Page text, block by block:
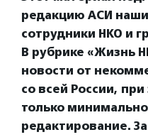
редакцию АСИ
сотрудники НКО и
В рубрике «Жизнь
новости от
со всей России,
только
редактирование.